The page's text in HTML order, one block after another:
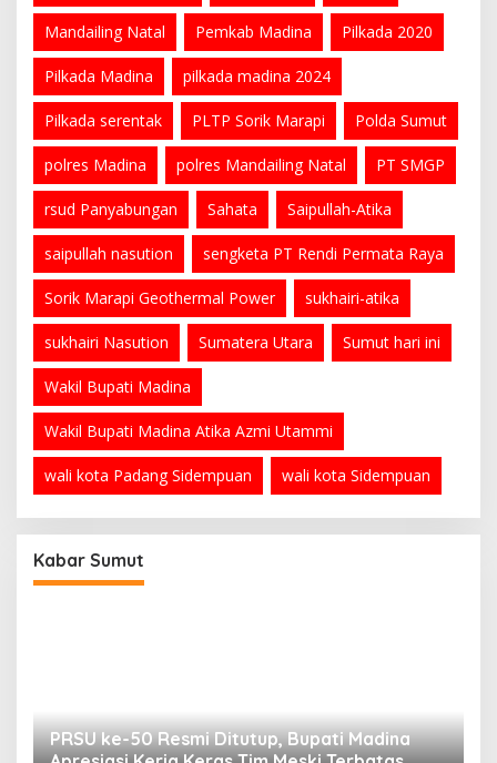
Mandailing Natal Pemkab Madina Pilkada 2020
Pilkada Madina pilkada madina 2024
Pilkada serentak PLTP Sorik Marapi Polda Sumut
polres Madina polres Mandailing Natal PT SMGP
rsud Panyabungan Sahata Saipullah-Atika
saipullah nasution sengketa PT Rendi Permata Raya
Sorik Marapi Geothermal Power sukhairi-atika
sukhairi Nasution Sumatera Utara Sumut hari ini
Wakil Bupati Madina
Wakil Bupati Madina Atika Azmi Utammi
wali kota Padang Sidempuan wali kota Sidempuan
Kabar Sumut
PRSU ke-50 Resmi Ditutup, Bupati Madina